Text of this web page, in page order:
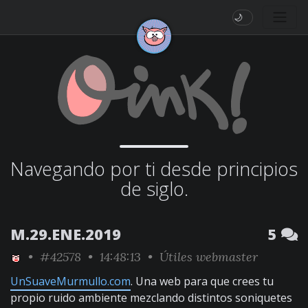
🌙
Navegando por ti desde principios
de siglo.
M.29.ENE.2019 5
• #42578 • 14:48:13 • Útiles webmaster
UnSuaveMurmullo.com. Una web para que crees tu
propio ruido ambiente mezclando distintos soniquetes